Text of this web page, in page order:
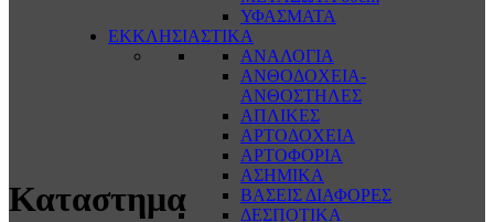
ΥΦΑΣΜΑΤΑ
ΕΚΚΛΗΣΙΑΣΤΙΚΑ
ΑΝΑΛΟΓΙΑ
ΑΝΘΟΔΟΧΕΙΑ-
ΑΝΘΟΣΤΗΛΕΣ
ΑΠΛΙΚΕΣ
ΑΡΤΟΔΟΧΕΙΑ
ΑΡΤΟΦΟΡΙΑ
ΑΣΗΜΙΚΑ
ΒΑΣΕΙΣ ΔΙΑΦΟΡΕΣ
ΔΕΣΠΟΤΙΚΑ
Καταστημα